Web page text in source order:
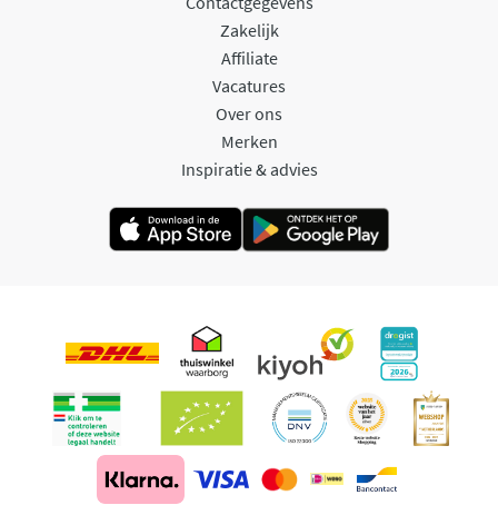
Zakelijk
Affiliate
Vacatures
Over ons
Merken
Inspiratie & advies